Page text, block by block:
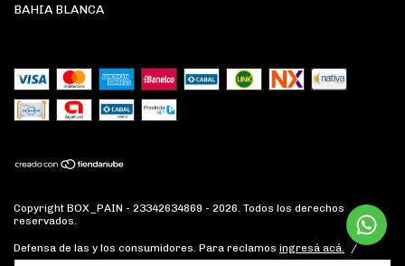
BAHIA BLANCA
Copyright BOX_PAIN - 23342634869 - 2026. Todos los derechos
reservados.
Defensa de las y los consumidores. Para reclamos ingresá acá.
/